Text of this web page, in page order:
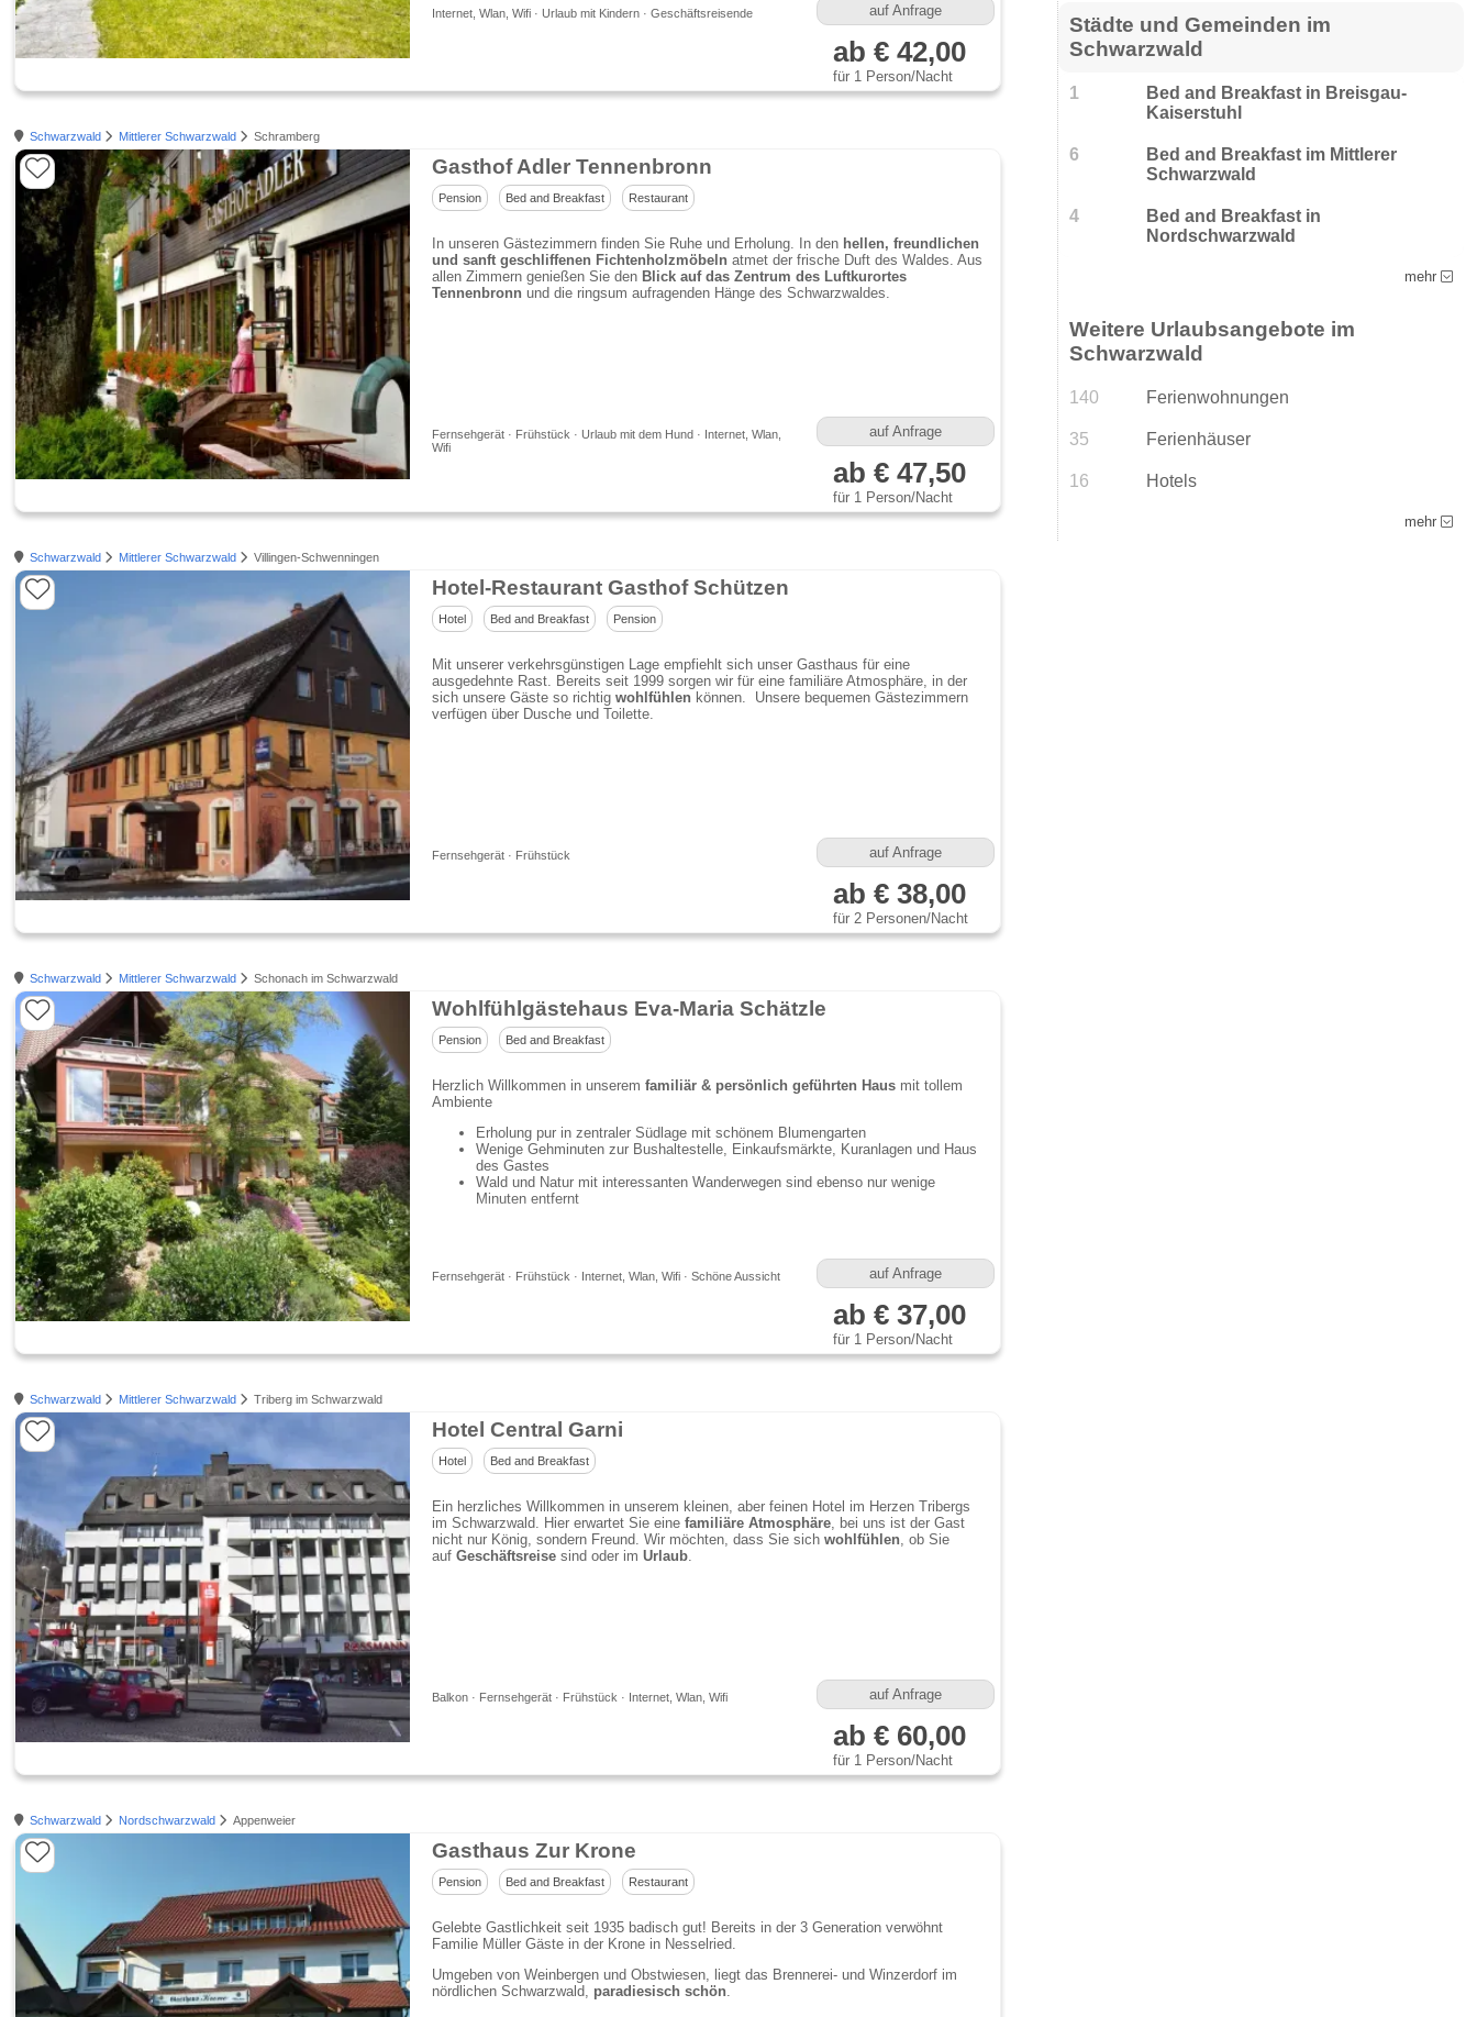
Internet, Wlan, Wifi · Urlaub mit Kindern · Geschäftsreisende auf Anfrage
ab € 42,00
für 1 Person/Nacht
Schwarzwald Mittlerer Schwarzwald Schramberg
Gasthof Adler Tennenbronn
Pension Bed and Breakfast Restaurant
In unseren Gästezimmern finden Sie Ruhe und Erholung. In den hellen, freundlichen
und sanft geschliffenen Fichtenholzmöbeln atmet der frische Duft des Waldes. Aus
allen Zimmern genießen Sie den Blick auf das Zentrum des Luftkurortes
Tennenbronn und die ringsum aufragenden Hänge des Schwarzwaldes.
Fernsehgerät · Frühstück · Urlaub mit dem Hund · Internet, Wlan,
Wifi
auf Anfrage
ab € 47,50
für 1 Person/Nacht
Schwarzwald Mittlerer Schwarzwald Villingen-Schwenningen
Hotel-Restaurant Gasthof Schützen
Hotel Bed and Breakfast Pension
Mit unserer verkehrsgünstigen Lage empfiehlt sich unser Gasthaus für eine
ausgedehnte Rast. Bereits seit 1999 sorgen wir für eine familiäre Atmosphäre, in der
sich unsere Gäste so richtig wohlfühlen können. Unsere bequemen Gästezimmern
verfügen über Dusche und Toilette.
Fernsehgerät · Frühstück auf Anfrage
ab € 38,00
für 2 Personen/Nacht
Schwarzwald Mittlerer Schwarzwald Schonach im Schwarzwald
Wohlfühlgästehaus Eva-Maria Schätzle
Pension Bed and Breakfast
Herzlich Willkommen in unserem familiär & persönlich geführten Hausmit tollem
Ambiente
Erholung pur in zentraler Südlage mit schönem Blumengarten
Wenige Gehminuten zur Bushaltestelle, Einkaufsmärkte, Kuranlagen und Haus
des Gastes
Wald und Natur mit interessanten Wanderwegen sind ebenso nur wenige
Minuten entfernt
Fernsehgerät · Frühstück · Internet, Wlan, Wifi · Schöne Aussicht auf Anfrage
ab € 37,00
für 1 Person/Nacht
Schwarzwald Mittlerer Schwarzwald Triberg im Schwarzwald
Hotel Central Garni
Hotel Bed and Breakfast
Ein herzliches Willkommen in unserem kleinen, aber feinen Hotel im Herzen Tribergs
im Schwarzwald. Hier erwartet Sie einefamiliäre Atmosphäre, bei uns ist der Gast
nicht nur König, sondern Freund. Wir möchten, dass Sie sich wohlfühlen, ob Sie
auf Geschäftsreisesind oder im Urlaub.
Balkon · Fernsehgerät · Frühstück · Internet, Wlan, Wifi auf Anfrage
ab € 60,00
für 1 Person/Nacht
Schwarzwald Nordschwarzwald Appenweier
Gasthaus Zur Krone
Pension Bed and Breakfast Restaurant
Gelebte Gastlichkeit seit 1935 badisch gut! Bereits in der 3 Generation verwöhnt
Familie Müller Gäste in der Krone in Nesselried.
Umgeben von Weinbergen und Obstwiesen, liegt das Brennerei- und Winzerdorf im
nördlichen Schwarzwald, paradiesisch schön.
Städte und Gemeinden im
Schwarzwald
1
Bed and Breakfast in Breisgau-
Kaiserstuhl
6
Bed and Breakfast im Mittlerer
Schwarzwald
4
Bed and Breakfast in
Nordschwarzwald
mehr
Weitere Urlaubsangebote im
Schwarzwald
140 Ferienwohnungen
35 Ferienhäuser
16 Hotels
mehr